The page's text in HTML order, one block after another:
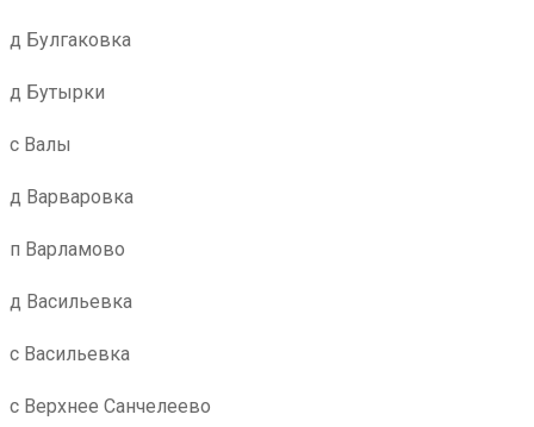
д Булгаковка
д Бутырки
с Валы
д Варваровка
п Варламово
д Васильевка
с Васильевка
с Верхнее Санчелеево